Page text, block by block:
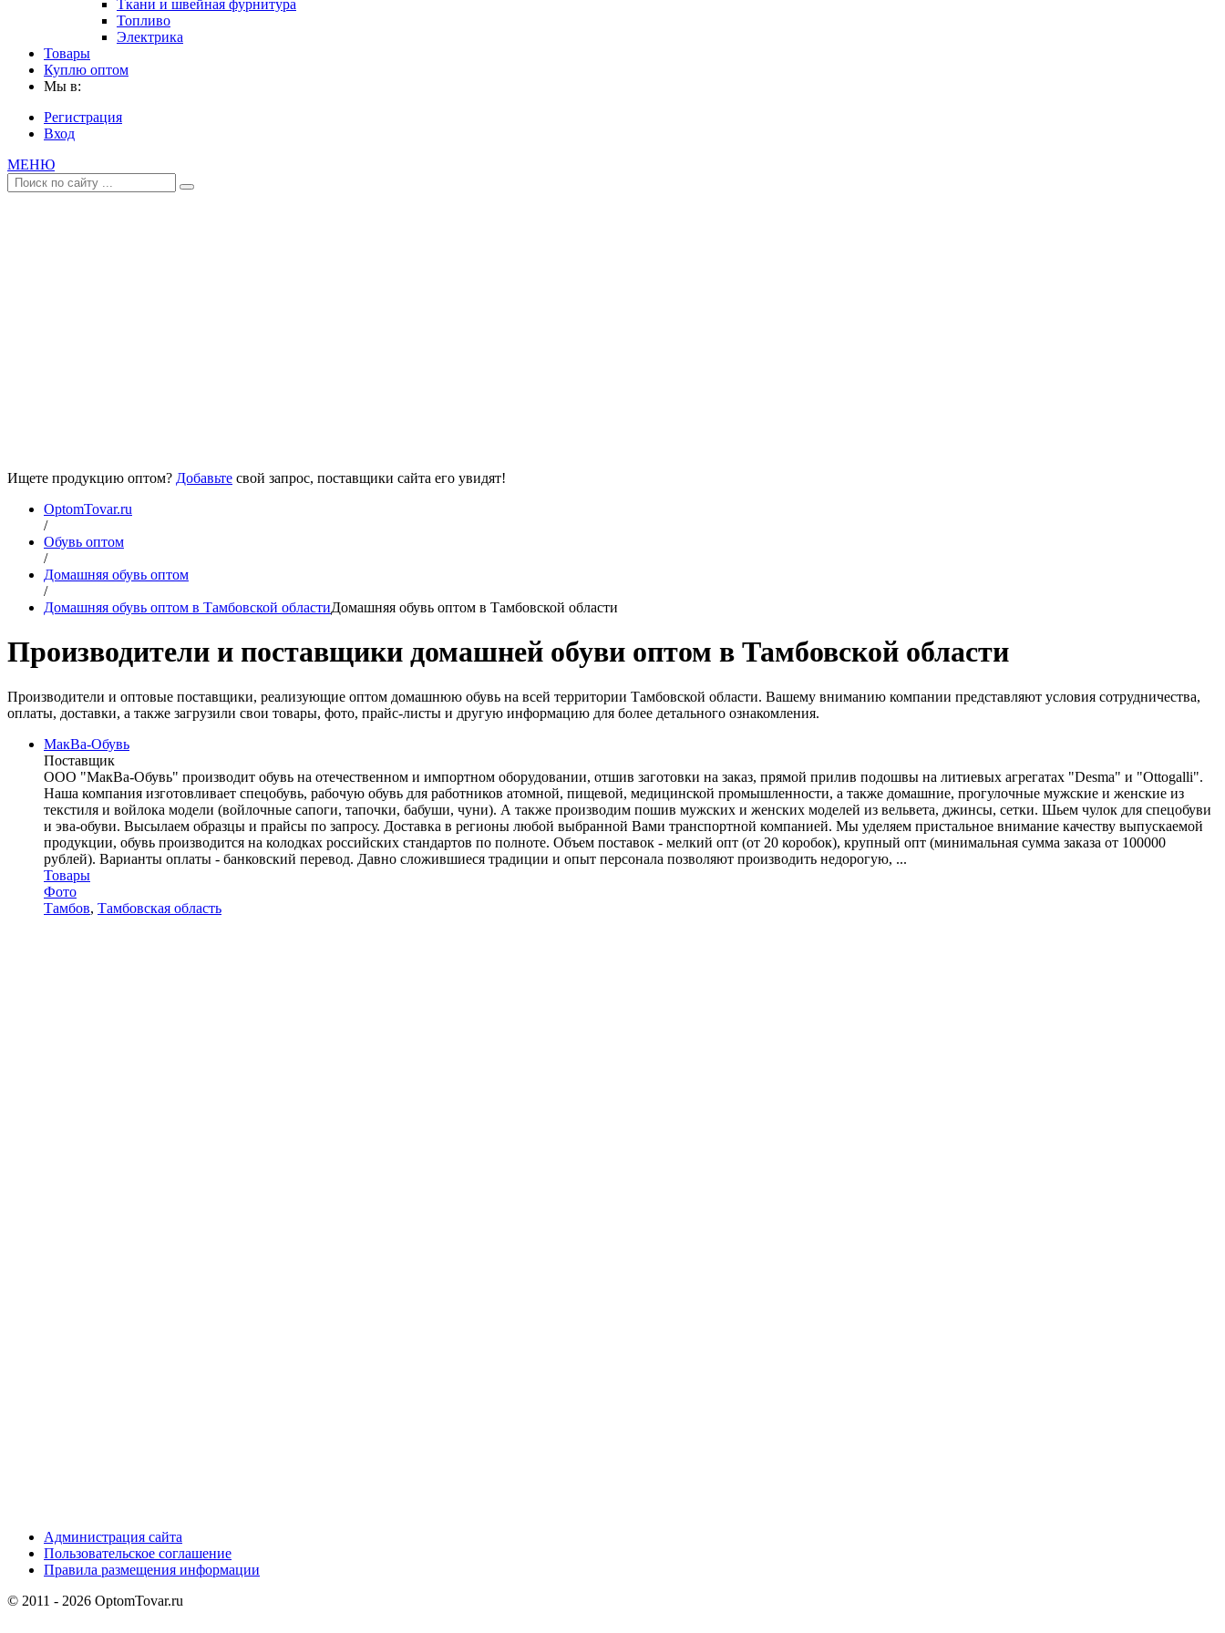
Ткани и швейная фурнитура
Топливо
Электрика
Товары
Куплю оптом
Мы в:
Регистрация
Вход
МЕНЮ
Ищете продукцию оптом? Добавьте свой запрос, поставщики сайта его увидят!
OptomTovar.ru
/
Обувь оптом
/
Домашняя обувь оптом
/
Домашняя обувь оптом в Тамбовской областиДомашняя обувь оптом в Тамбовской области
Производители и поставщики домашней обуви оптом в Тамбовской области
Производители и оптовые поставщики, реализующие оптом домашнюю обувь на всей территории Тамбовской области. Вашему вниманию компании представляют условия сотрудничества,
оплаты, доставки, а также загрузили свои товары, фото, прайс-листы и другую информацию для более детального ознакомления.
МакВа-Обувь
Поставщик
ООО "МакВа-Обувь" производит обувь на отечественном и импортном оборудовании, отшив заготовки на заказ, прямой прилив подошвы на литиевых агрегатах "Desma" и "Ottogalli".
Наша компания изготовливает спецобувь, рабочую обувь для работников атомной, пищевой, медицинской промышленности, а также домашние, прогулочные мужские и женские из
текстиля и войлока модели (войлочные сапоги, тапочки, бабуши, чуни). А также производим пошив мужских и женских моделей из вельвета, джинсы, сетки. Шьем чулок для спецобуви
и эва-обуви. Высылаем образцы и прайсы по запросу. Доставка в регионы любой выбранной Вами транспортной компанией. Мы уделяем пристальное внимание качеству выпускаемой
продукции, обувь производится на колодках российских стандартов по полноте. Объем поставок - мелкий опт (от 20 коробок), крупный опт (минимальная сумма заказа от 100000
рублей). Варианты оплаты - банковский перевод. Давно сложившиеся традиции и опыт персонала позволяют производить недорогую, ...
Товары
Фото
Тамбов, Тамбовская область
Администрация сайта
Пользовательское соглашение
Правила размещения информации
© 2011 - 2026 OptomTovar.ru